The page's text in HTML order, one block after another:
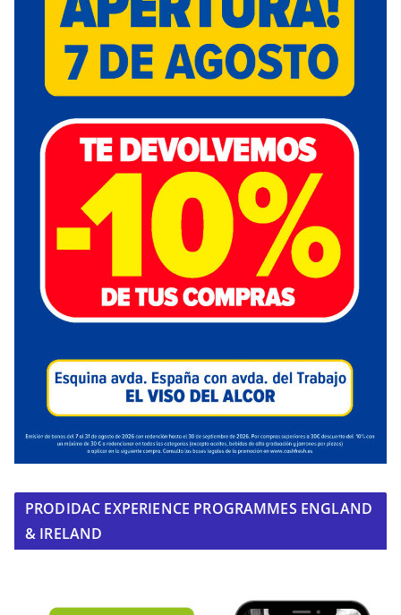
PRODIDAC EXPERIENCE PROGRAMMES ENGLAND
& IRELAND